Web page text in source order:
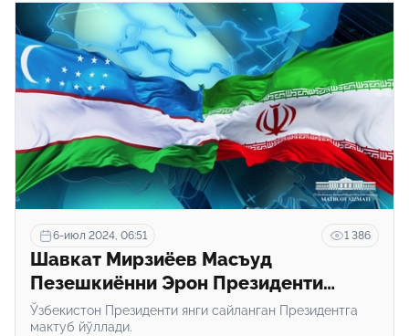
6-июл 2024, 06:51 1 386
Шавкат Мирзиёев Масъуд
Пезешкиённи Эрон Президенти
бўлгани билан табриклади
Ўзбекистон Президенти янги сайланган Президентга
мактуб йўллади.